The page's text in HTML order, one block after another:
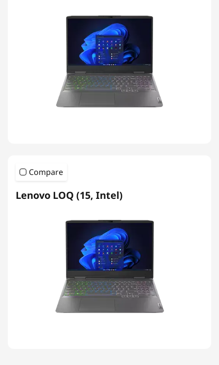
Compare
Lenovo LOQ (15, Intel)